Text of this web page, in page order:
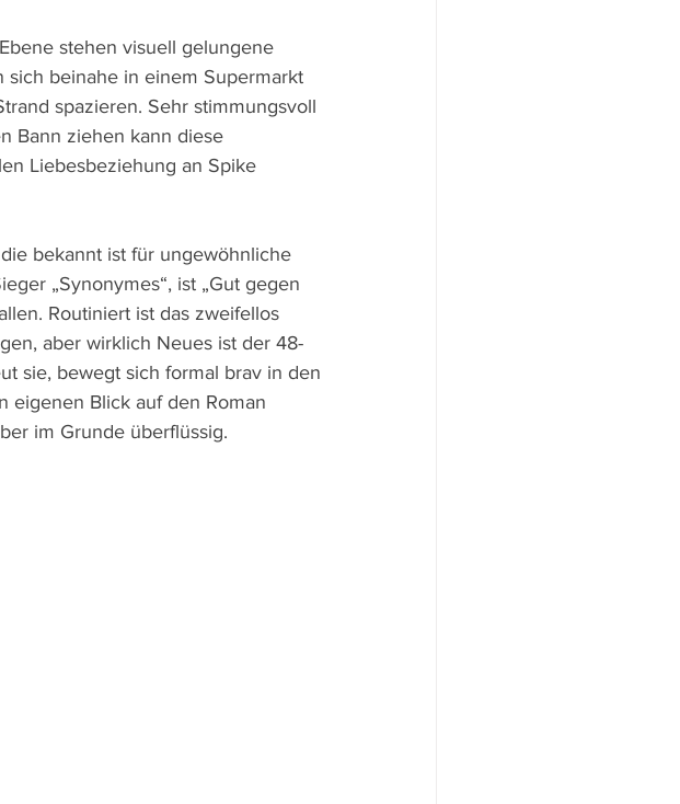
stehen visuell gelungene
sich beinahe in einem Supermarkt
spazieren. Sehr stimmungsvoll
Bann ziehen kann diese
Liebesbeziehung an Spike
bekannt ist für ungewöhnliche
„Synonymes“, ist „Gut gegen
Routiniert ist das zweifellos
aber wirklich Neues ist der 48-
sie, bewegt sich formal brav in den
eigenen Blick auf den Roman
im Grunde überflüssig.